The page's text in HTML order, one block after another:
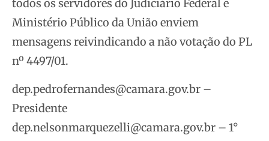
todos os servidores do Judiciário Federal e
Ministério Público da União enviem
mensagens reivindicando a não votação do PL
nº 4497/01.
dep.pedrofernandes@camara.gov.br –
Presidente
dep.nelsonmarquezelli@camara.gov.br – 1°